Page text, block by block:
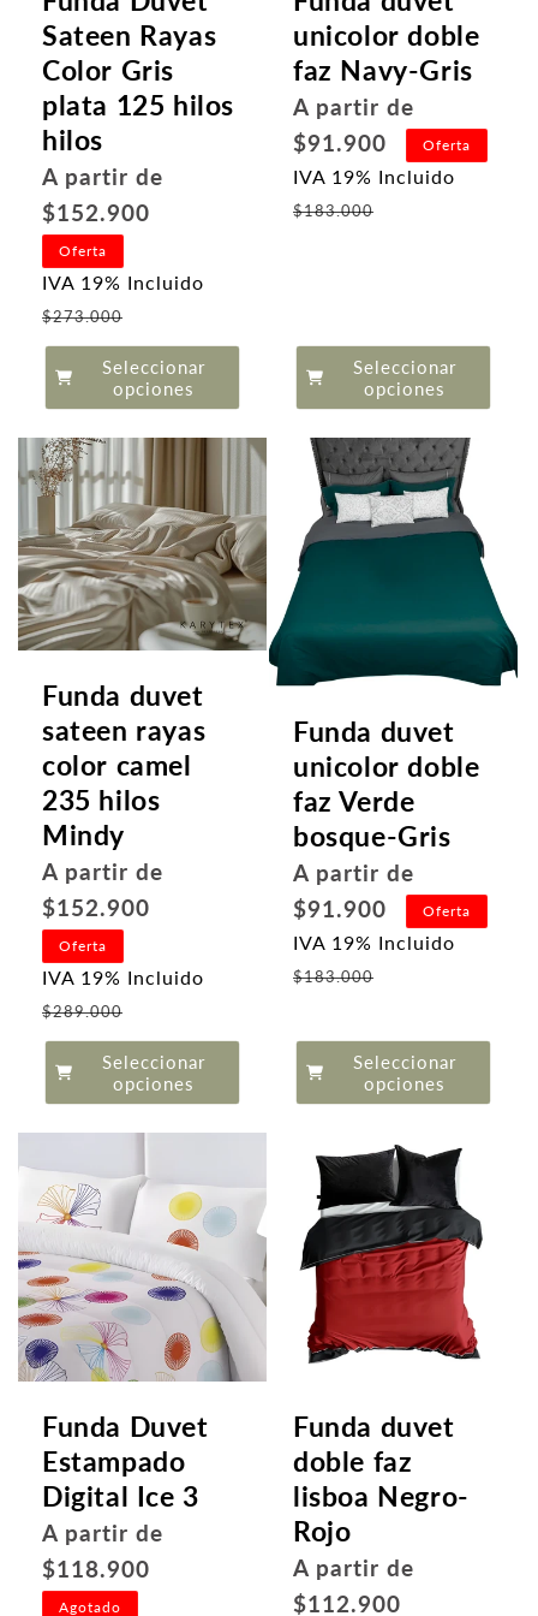
Sateen Rayas
Color Gris
plata 125 hilos
hilos
Precio
habitual
A partir de
$152.900
Oferta
IVA 19% Incluido
$273.000
de
oferta
Seleccionar
opciones
unicolor doble
faz Navy-Gris
Precio
habitual
A partir de
$91.900
Oferta
IVA 19% Incluido
$183.000
Seleccionar
opciones
Funda duvet
sateen rayas
color camel
235 hilos
Mindy
Precio
habitual
A partir de
$152.900
Oferta
IVA 19% Incluido
$289.000
de
oferta
Seleccionar
opciones
Funda duvet
unicolor doble
faz Verde
bosque-Gris
Precio
habitual
A partir de
$91.900
Oferta
IVA 19% Incluido
$183.000
oferta
Seleccionar
opciones
Funda Duvet
Estampado
Digital Ice 3
Precio
habitual
A partir de
$118.900
Agotado
Funda duvet
doble faz
lisboa Negro-
Rojo
Precio
habitual
A partir de
$112.900